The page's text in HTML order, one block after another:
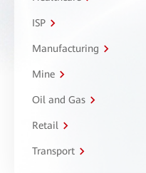
ISP
Manufacturing
Mine
Oil and Gas
Retail
Transport